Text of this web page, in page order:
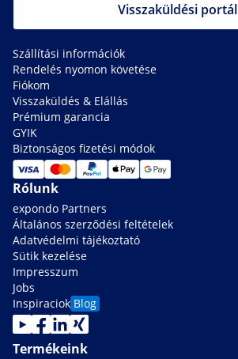
Visszaküldési portál
Szállítási információk
Rendelés nyomon követése
Fiókom
Visszaküldés & Elállás
Prémium garancia
GYIK
Biztonságos fizetési módok
Rólunk
expondo Partners
Általános szerződési feltételek
Adatvédelmi tájékoztató
Sütik kezelése
Impresszum
Jobs
Inspiraciok Blog
Termékeink